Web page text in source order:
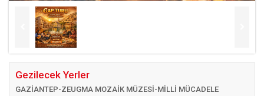
Gezilecek Yerler
GAZİANTEP-ZEUGMA MOZAİK MÜZESİ-MİLLİ MÜCADELE